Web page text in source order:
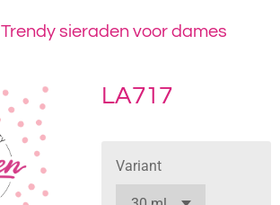
Trendy sieraden voor dames
LA717
Variant